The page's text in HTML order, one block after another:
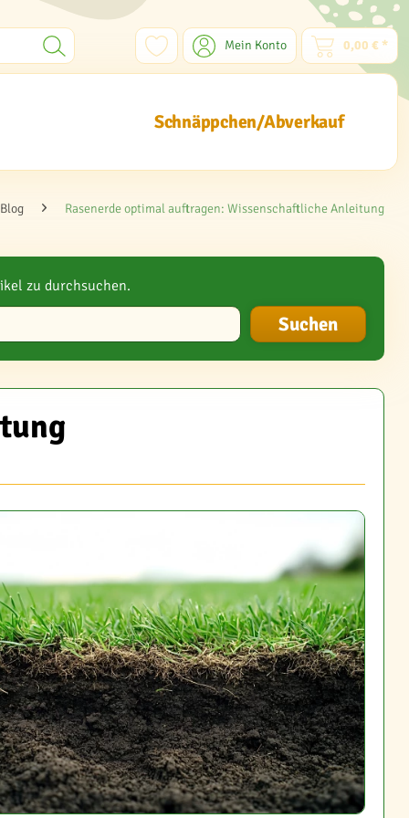
Mein Konto 0,00 € *
Schnäppchen/Abverkauf
Blog Rasenerde optimal auftragen: Wissenschaftliche Anleitung
zu durchsuchen.